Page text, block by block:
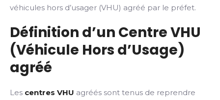
véhicules hors d’usager (VHU) agréé par le préfet.
Définition d’un Centre VHU
(Véhicule Hors d’Usage)
agréé
Les centres VHU agréés sont tenus de reprendre